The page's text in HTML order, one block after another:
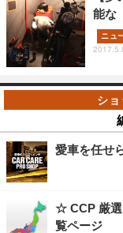
能な
ニュ
愛車を任せ
☆ CCP 厳
覧ページ